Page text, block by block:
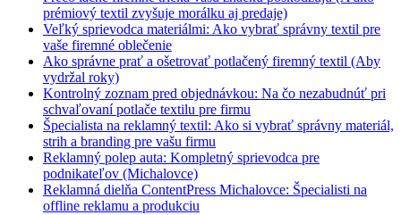
prémiový textil zvyšuje morálku aj predaje)
Veľký sprievodca materiálmi: Ako vybrať správny textil pre
vaše firemné oblečenie
Ako správne prať a ošetrovať potlačený firemný textil (Aby
vydržal roky)
Kontrolný zoznam pred objednávkou: Na čo nezabudnúť pri
schvaľovaní potlače textilu pre firmu
Špecialista na reklamný textil: Ako si vybrať správny materiál,
strih a branding pre vašu firmu
Reklamný polep auta: Kompletný sprievodca pre
podnikateľov (Michalovce)
Reklamná dielňa ContentPress Michalovce: Špecialisti na
offline reklamu a produkciu